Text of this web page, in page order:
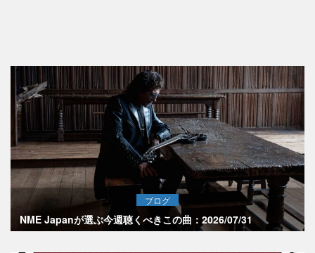
ブログ
NME Japanが選ぶ今週聴くべきこの曲：2026/07/31